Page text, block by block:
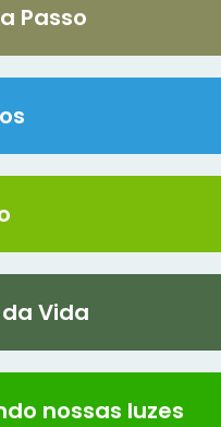
Passo
Vida
nossas luzes